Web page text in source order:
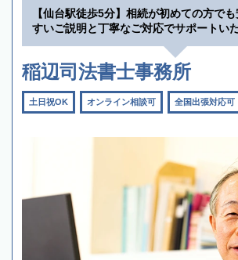
【仙台駅徒歩5分】相続が初めての方で
すいご説明と丁寧なご対応でサポートい
稲辺司法書士事務所
土日祝OK オンライン相談可 全国出張対応可